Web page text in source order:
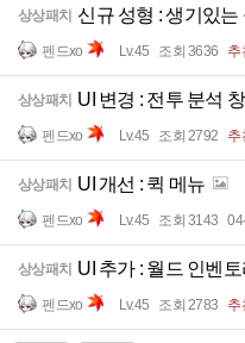
상상패치 신규 성형 : 생기있는
펜드xo Lv.45 조회 3636 추
상상패치 UI 변경 : 전투 분석 창
펜드xo Lv.45 조회 2792 추
상상패치 UI 개선 : 퀵 메뉴
펜드xo Lv.45 조회 3143
상상패치 UI 추가 : 월드 인벤토
펜드xo Lv.45 조회 2783 추